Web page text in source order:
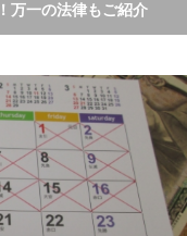
万一の法律もご紹介